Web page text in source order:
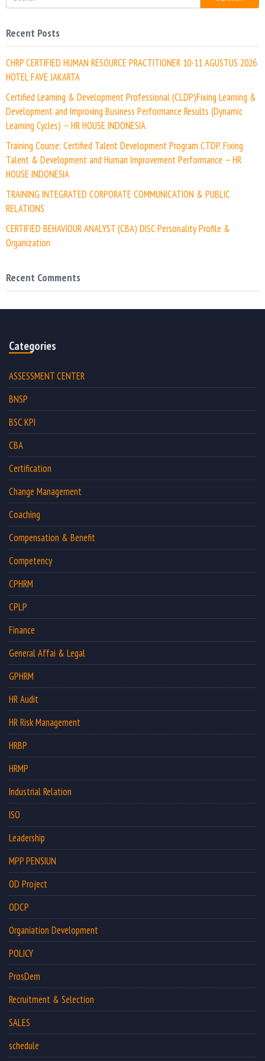
Recent Posts
CHRP CERTIFIED HUMAN RESOURCE PRACTITIONER 10-11 AGUSTUS 2026
HOTEL FAVE JAKARTA
Certified Learning & Development Professional (CLDP)Fixing Learning &
Development and Improving Business Performance Results (Dynamic
Learning Cycles) – HR HOUSE INDONESIA
Training Course: Certified Talent Development Program CTDP. Fixing
Talent & Development and Human Improvement Performance – HR
HOUSE INDONESIA
TRAINING INTEGRATED CORPORATE COMMUNICATION & PUBLIC
RELATIONS
CERTIFIED BEHAVIOUR ANALYST (CBA) DISC Personality Profile &
Organization
Recent Comments
Categories
ASSESSMENT CENTER
BNSP
BSC KPI
CBA
Certification
Change Management
Coaching
Compensation & Benefit
Competency
CPHRM
CPLP
Finance
General Affai & Legal
GPHRM
HR Audit
HR Risk Management
HRBP
HRMP
Industrial Relation
ISO
Leadership
MPP PENSIUN
OD Project
ODCP
Organiation Development
POLICY
ProsDem
Recruitment & Selection
SALES
schedule